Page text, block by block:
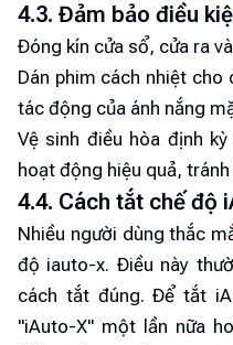
4.3. Đảm bảo điều
Đóng kín cửa sổ, cửa ra
Dán phim cách nhiệt
tác động của ánh nắng
Vệ sinh điều hòa định
hoạt động hiệu quả,
4.4. Cách tắt chế độ
Nhiều người dùng thắc
độ iauto-x. Điều này
cách tắt đúng. Để tắt
"iAuto-X" một lần nữa